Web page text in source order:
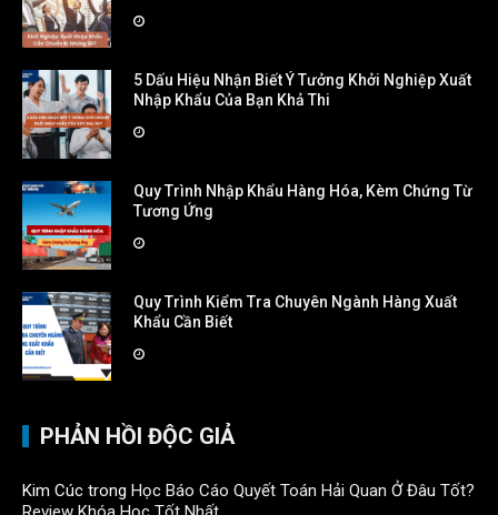
5 Dấu Hiệu Nhận Biết Ý Tưởng Khởi Nghiệp Xuất
Nhập Khẩu Của Bạn Khả Thi
Quy Trình Nhập Khẩu Hàng Hóa, Kèm Chứng Từ
Tương Ứng
Quy Trình Kiểm Tra Chuyên Ngành Hàng Xuất
Khẩu Cần Biết
PHẢN HỒI ĐỘC GIẢ
Kim Cúc trong Học Báo Cáo Quyết Toán Hải Quan Ở Đâu Tốt?